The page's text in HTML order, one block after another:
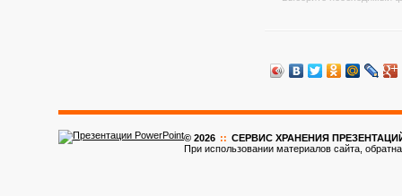
© 2026 :: CЕРВИС ХРАНЕНИЯ ПРЕЗЕНТАЦИЙ
При использовании материалов сайта,